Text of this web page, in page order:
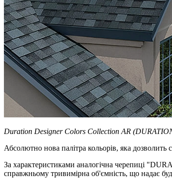
Duration Designer Сolors Collection AR (DURATION
Абсолютно нова палітра кольорів, яка
За характеристиками аналогічна черепиці
справжньому тривимірна об'ємність, що надає